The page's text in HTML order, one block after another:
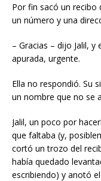
Por fin sacó un
un número y una
– Gracias – dijo Jalil,
apurada, urgente.
Ella no respondió. Su
un nombre que no se
Jalil, un poco por
que faltaba (y,
cortó un trozo del
había quedado
escribiendo) y anotó